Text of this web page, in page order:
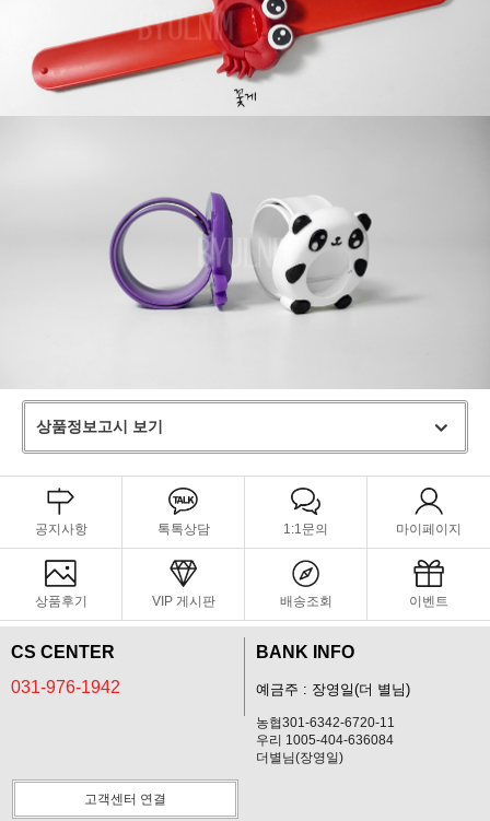
상품정보고시 보기
공지사항 톡톡상담 1:1문의 마이페이지
상품후기 VIP 게시판 배송조회 이벤트
CS CENTER
031-976-1942
BANK INFO
예금주 : 장영일(더 별님)
농협301-6342-6720-11
우리 1005-404-636084
더별님(장영일)
고객센터 연결